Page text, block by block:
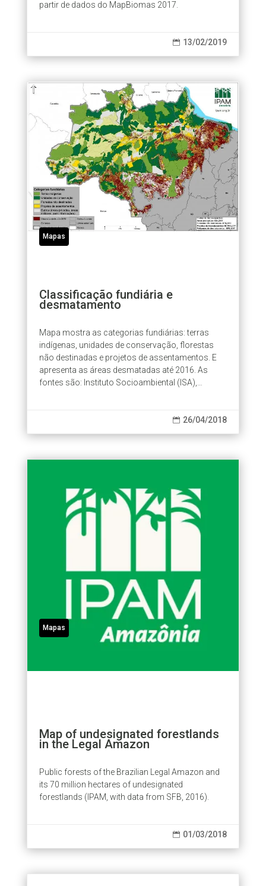
partir de dados do MapBiomas 2017.
 13/02/2019
Mapas
Classificação fundiária e
desmatamento
Mapa mostra as categorias fundiárias: terras
indígenas, unidades de conservação, florestas
não destinadas e projetos de assentamentos. E
apresenta as áreas desmatadas até 2016. As
fontes são: Instituto Socioambiental (ISA),
(INCRA) e Instituto Nacional de Pesquisas
Espaciais (INPE).
 26/04/2018
Mapas
Map of undesignated forestlands
in the Legal Amazon
Public forests of the Brazilian Legal Amazon and
its 70 million hectares of undesignated
forestlands (IPAM, with data from SFB, 2016).
 01/03/2018